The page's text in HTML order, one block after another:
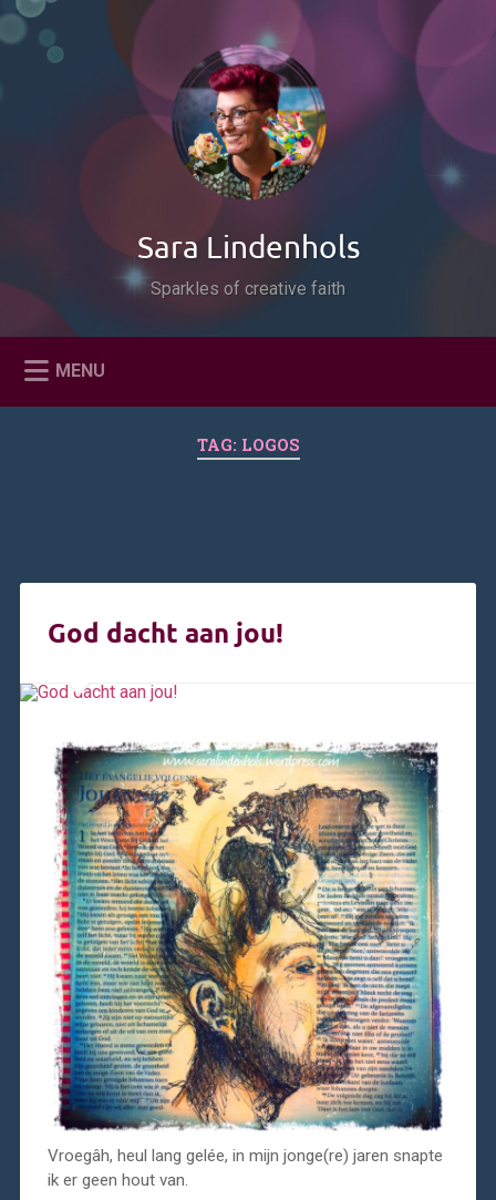
Naar
inhoud
Zoeken
Sara Lindenhols
Sparkles of creative faith
MENU
TAG: LOGOS
God dacht aan jou!
Vroegâh, heul lang gelée, in mijn jonge(re) jaren snapte
ik er geen hout van.